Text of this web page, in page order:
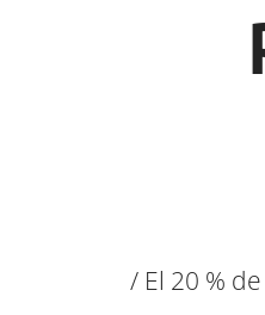
/ El 20 %